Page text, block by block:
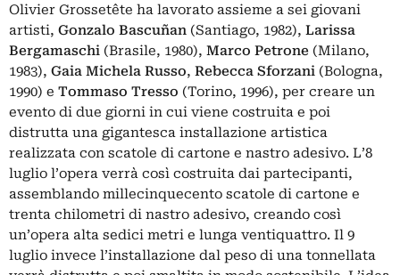
Olivier Grossetête ha lavorato assieme a sei giovani
artisti, Gonzalo Bascuñan (Santiago, 1982), Larissa
Bergamaschi (Brasile, 1980), Marco Petrone (Milano,
1983), Gaia Michela Russo, Rebecca Sforzani (Bologna,
1990) e Tommaso Tresso (Torino, 1996), per creare un
evento di due giorni in cui viene costruita e poi
distrutta una gigantesca installazione artistica
realizzata con scatole di cartone e nastro adesivo. L’8
luglio l’opera verrà così costruita dai partecipanti,
assemblando millecinquecento scatole di cartone e
trenta chilometri di nastro adesivo, creando così
un’opera alta sedici metri e lunga ventiquattro. Il 9
luglio invece l’installazione dal peso di una tonnellata